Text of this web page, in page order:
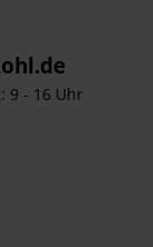
9 - 16 Uhr